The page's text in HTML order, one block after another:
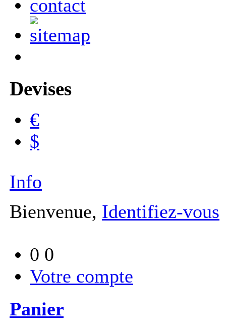
Devises
€
$
Info
Bienvenue, Identifiez-vous
0 0
Votre compte
Panier